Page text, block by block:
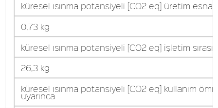
küresel ısınma potansiyeli [CO2 eq] üretim
0,73 kg
küresel ısınma potansiyeli [CO2 eq] işletim
26,3 kg
küresel ısınma potansiyeli [CO2 eq] kullanım
uyarınca